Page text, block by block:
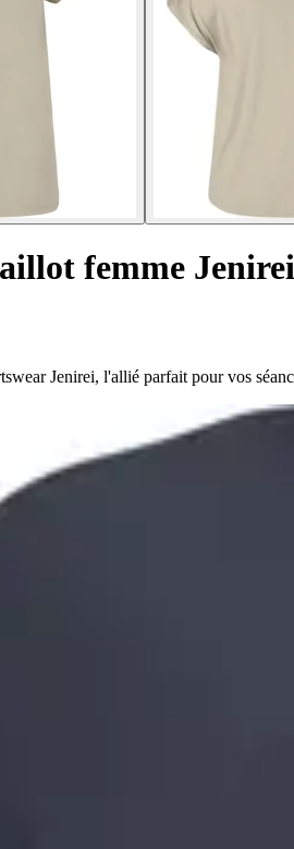
femme Jenirei
Jenirei, l'allié parfait pour vos